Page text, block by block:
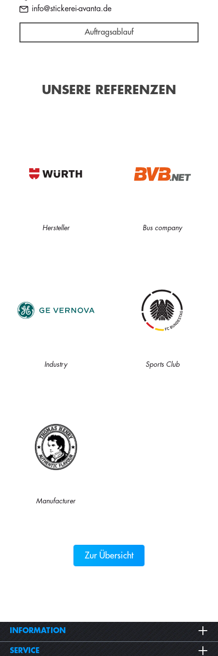
info@stickerei-avanta.de
Auftragsablauf
UNSERE REFERENZEN
Hersteller Bus company
Industry Sports Club
Manufacturer
Zur Übersicht
INFORMATION
SERVICE